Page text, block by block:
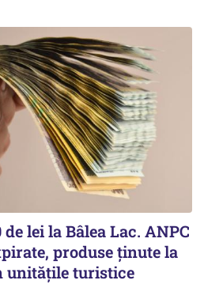
lei la Bâlea Lac. ANPC
produse ținute la
unitățile turistice